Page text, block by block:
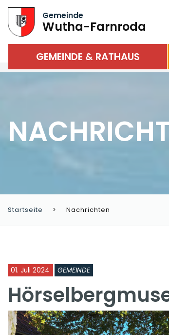
Gemeinde
Wutha-Farnroda
GEMEINDE & RATHAUS
Startseite Nachrichten
01. Juli 2024 GEMEINDE